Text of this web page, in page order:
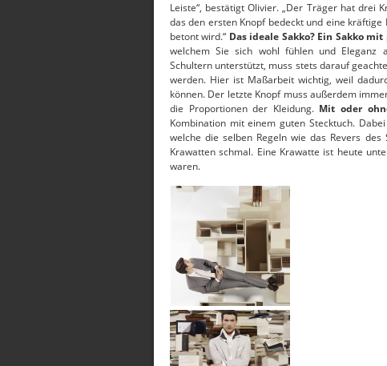
Leiste“, bestätigt Olivier. „Der Träger hat drei
das den ersten Knopf bedeckt und eine
betont wird.“ Das ideale Sakko? Ein Sakko
welchem Sie sich wohl fühlen und Eleganz
Schultern unterstützt, muss stets darauf
werden. Hier ist Maßarbeit wichtig, weil
können. Der letzte Knopf muss außerdem
die Proportionen der Kleidung. Mit oder
Kombination mit einem guten Stecktuch.
welche die selben Regeln wie das Revers
Krawatten schmal. Eine Krawatte ist heute
waren.